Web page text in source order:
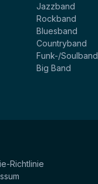
Jazzband
Rockband
Bluesband
Countryband
Funk-/Soulband
Big Band
Richtlinie